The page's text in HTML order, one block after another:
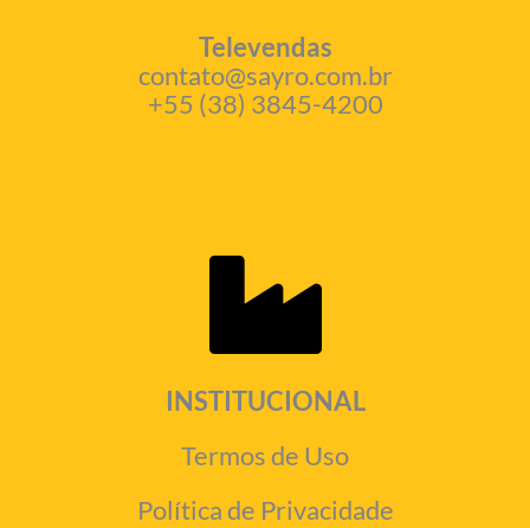
Televendas
contato@sayro.com.br
+55 (38) 3845-4200
INSTITUCIONAL
Termos de Uso
Política de Privacidade